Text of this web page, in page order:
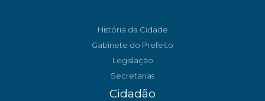
História da Cidade
Gabinete do Prefeito
Legislação
Secretarias
Cidadão